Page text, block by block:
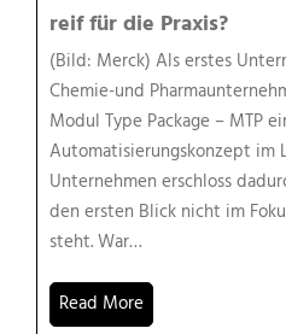
reif für die Praxis?
(Bild: Merck) Als erstes
Chemie-und
Modul Type Package – MTP
Automatisierungskonzept im
Unternehmen erschloss
den ersten Blick nicht im
steht. War…
Read More